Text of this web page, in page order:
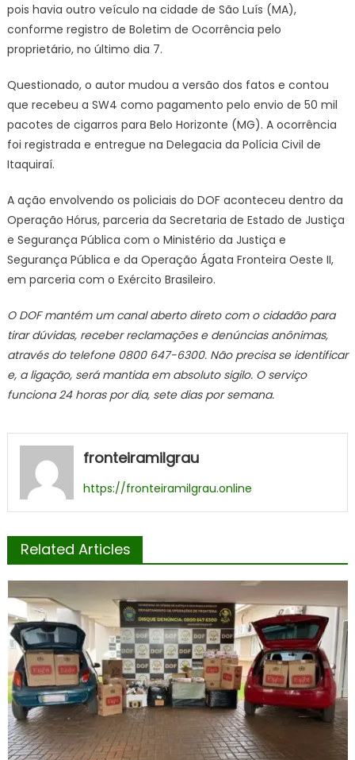
pois havia outro veículo na cidade de São Luís (MA),
conforme registro de Boletim de Ocorrência pelo
proprietário, no último dia 7.
Questionado, o autor mudou a versão dos fatos e contou
que recebeu a SW4 como pagamento pelo envio de 50 mil
pacotes de cigarros para Belo Horizonte (MG). A ocorrência
foi registrada e entregue na Delegacia da Polícia Civil de
Itaquiraí.
A ação envolvendo os policiais do DOF aconteceu dentro da
Operação Hórus, parceria da Secretaria de Estado de Justiça
e Segurança Pública com o Ministério da Justiça e
Segurança Pública e da Operação Ágata Fronteira Oeste II,
em parceria com o Exército Brasileiro.
O DOF mantém um canal aberto direto com o cidadão para
tirar dúvidas, receber reclamações e denúncias anônimas,
através do telefone 0800 647-6300. Não precisa se identificar
e, a ligação, será mantida em absoluto sigilo. O serviço
funciona 24 horas por dia, sete dias por semana.
fronteiramilgrau
https://fronteiramilgrau.online
Related Articles